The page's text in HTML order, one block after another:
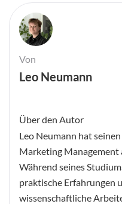
Von
Leo Neumann
Über den Autor
Leo Neumann hat
Marketing Management
Während seines
praktische Erfahrungen
wissenschaftliche